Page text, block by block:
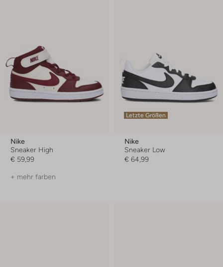
Nike
Sneaker High
€ 59,99
+ mehr farben
Letzte Größen
Nike
Sneaker Low
€ 64,99